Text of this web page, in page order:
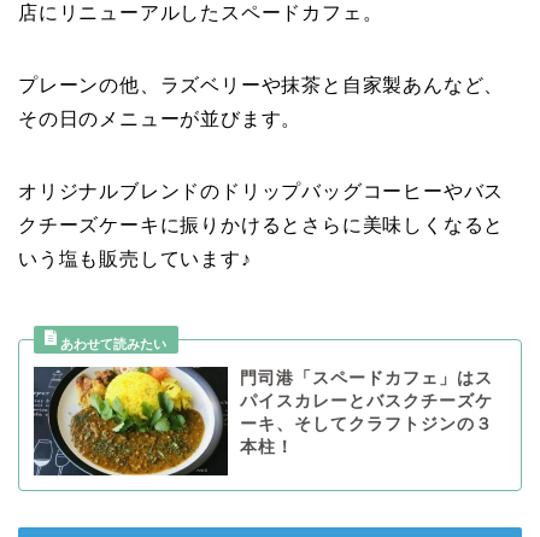
店にリニューアルしたスペードカフェ。
プレーンの他、ラズベリーや抹茶と自家製あんなど、
その日のメニューが並びます。
オリジナルブレンドのドリップバッグコーヒーやバス
クチーズケーキに振りかけるとさらに美味しくなると
いう塩も販売しています♪
門司港「スペードカフェ」はス
パイスカレーとバスクチーズケ
ーキ、そしてクラフトジンの３
本柱！